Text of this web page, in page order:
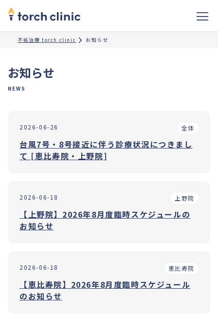
不妊治療 torch clinic お知らせ
お知らせ
NEWS
2026-06-26 全体
台風7号・8号接近に伴う診療状況につきまし
て [恵比寿院・上野院]
2026-06-18 上野院
【上野院】2026年8月度臨時スケジュールの
お知らせ
2026-06-18 恵比寿院
【恵比寿院】2026年8月度臨時スケジュール
のお知らせ